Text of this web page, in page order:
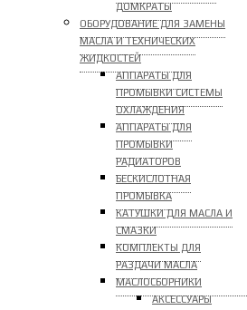
ДОМКРАТЫ
ОБОРУДОВАНИЕ ДЛЯ ЗАМЕНЫ
МАСЛА И ТЕХНИЧЕСКИХ
ЖИДКОСТЕЙ
АППАРАТЫ ДЛЯ
ПРОМЫВКИ СИСТЕМЫ
ОХЛАЖДЕНИЯ
АППАРАТЫ ДЛЯ
ПРОМЫВКИ
РАДИАТОРОВ
БЕСКИСЛОТНАЯ
ПРОМЫВКА
КАТУШКИ ДЛЯ МАСЛА И
СМАЗКИ
КОМПЛЕКТЫ ДЛЯ
РАЗДАЧИ МАСЛА
МАСЛОСБОРНИКИ
АКСЕССУАРЫ